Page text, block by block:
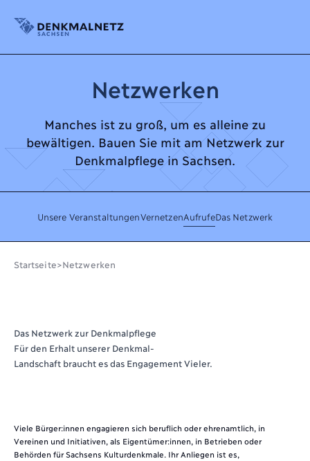
Denkmalnetz Sachsen
Netzwerken
Manches ist zu groß, um es alleine zu
bewältigen. Bauen Sie mit am Netzwerk zur
Denkmalpflege in Sachsen.
Unsere VeranstaltungenVernetzenAufrufeDas Netzwerk
Startseite>Netzwerken
Das Netzwerk zur Denkmalpflege
Für den Erhalt unserer Denkmal-
Landschaft braucht es das Engagement Vieler.
Viele Bürger:innen engagieren sich beruflich oder ehrenamtlich, in
Vereinen und Initiativen, als Eigentümer:innen, in Betrieben oder
Behörden für Sachsens Kulturdenkmale. Ihr Anliegen ist es,